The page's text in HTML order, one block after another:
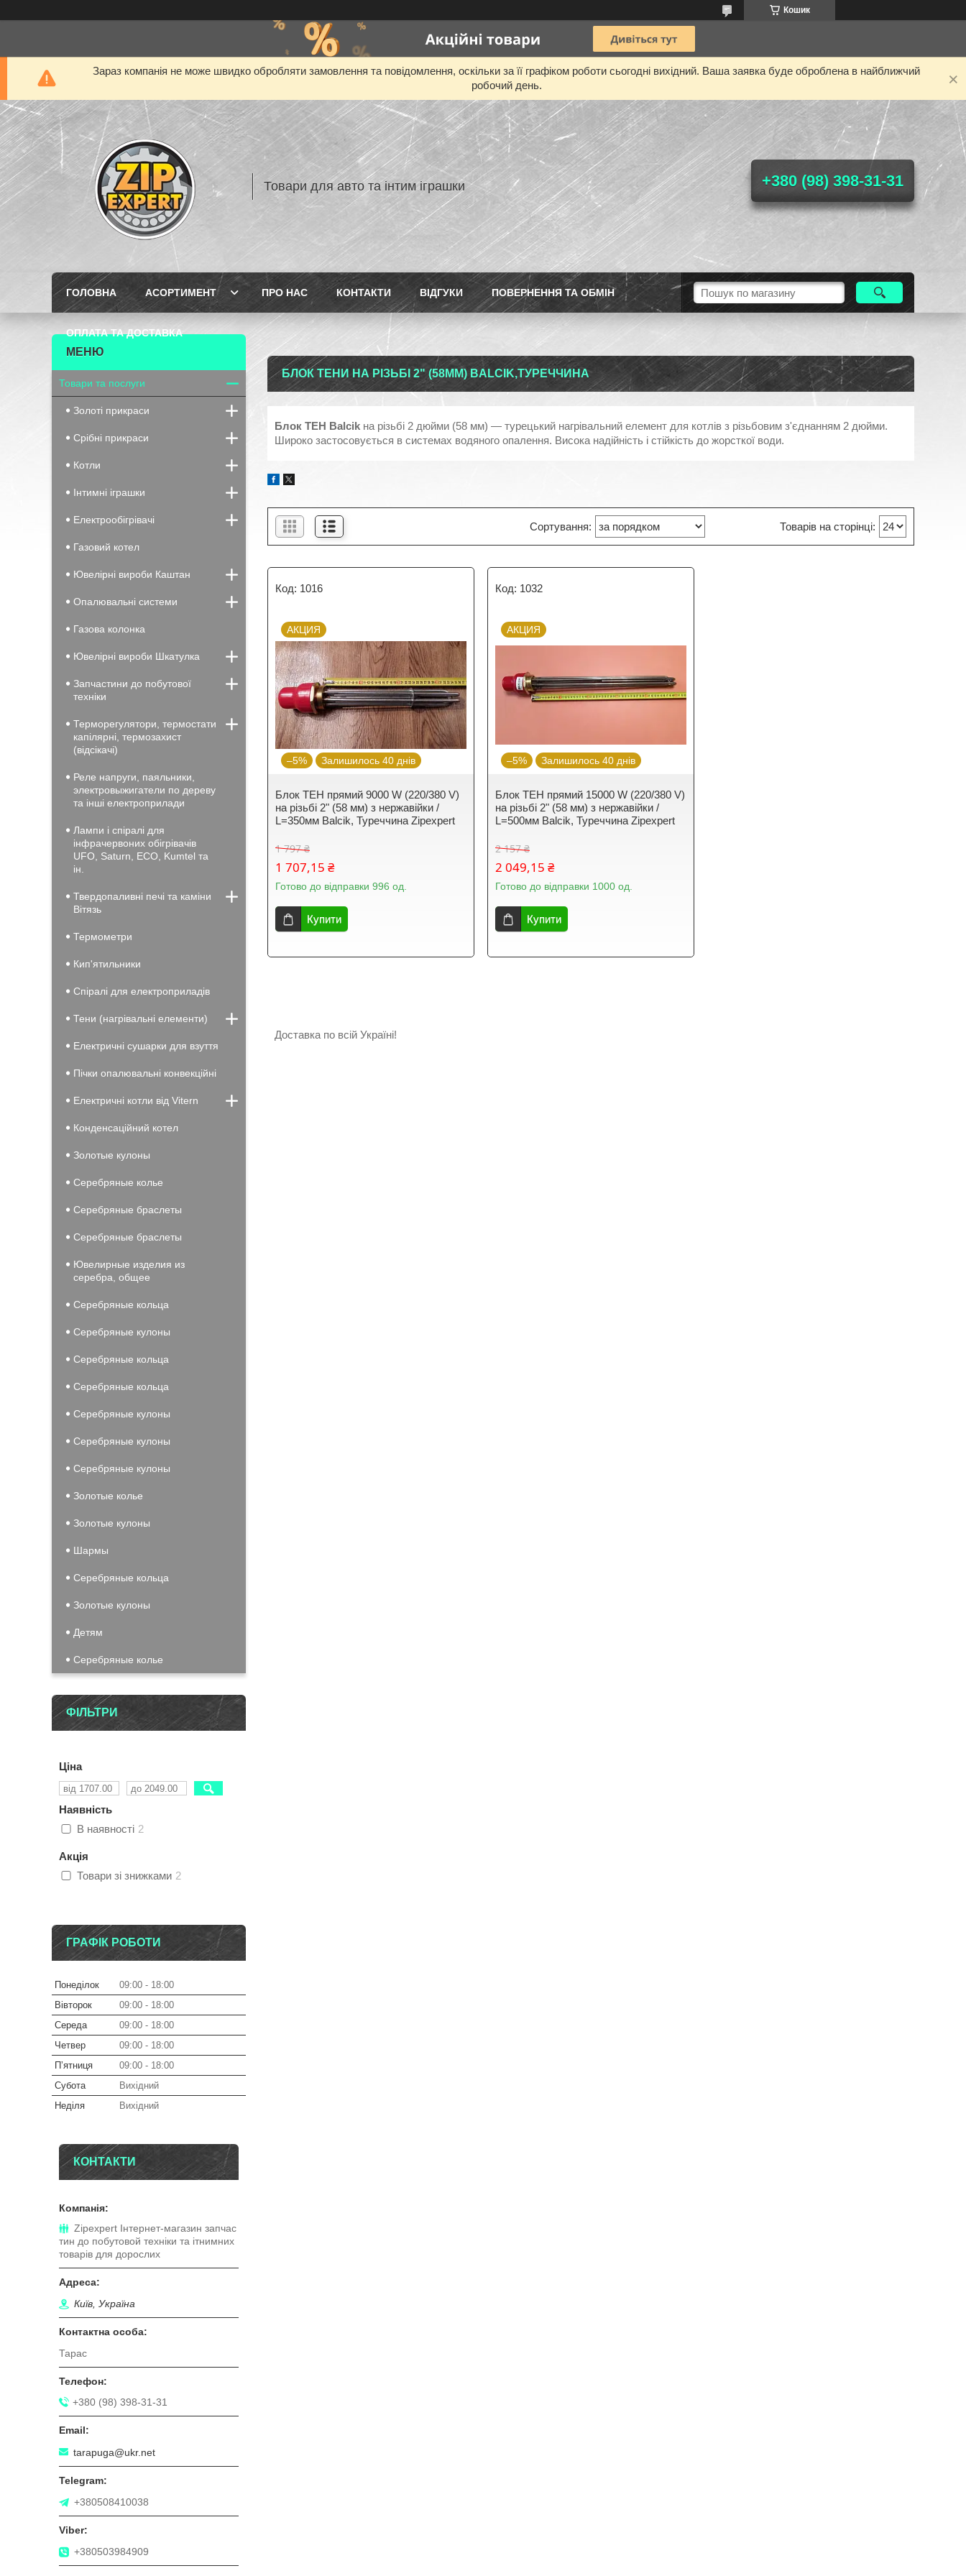
Кошик
Зараз компанія не може швидко обробляти замовлення та повідомлення, оскільки за її графіком роботи сьогодні вихідний. Ваша заявка буде оброблена в найближчий
робочий день.
Товари для авто та інтим іграшки +380 (98) 398-31-31
ГОЛОВНА АСОРТИМЕНТ ПРО НАС КОНТАКТИ ВIДГУКИ ПОВЕРНЕННЯ ТА ОБМIН
ОПЛАТА ТА ДОСТАВКА
БЛОК ТЕНИ НА РІЗЬБІ 2" (58ММ) BALCIK,ТУРЕЧЧИНА
Блок ТЕН Balcik на різьбі 2 дюйми (58 мм) — турецький нагрівальний елемент для котлів з різьбовим з'єднанням 2 дюйми.
Широко застосовується в системах водяного опалення. Висока надійність і стійкість до жорсткої води.
1016
АКЦИЯ
–5% Залишилось 40 днів
Блок ТЕН прямий 9000 W (220/380 V)
на різьбі 2" (58 мм) з нержавійки /
L=350мм Balcik, Туреччина Zipexpert
1 797 ₴
1 707,15 ₴
Готово до відправки 996 од.
Купити
1032
АКЦИЯ
–5% Залишилось 40 днів
Блок ТЕН прямий 15000 W (220/380 V)
на різьбі 2" (58 мм) з нержавійки /
L=500мм Balcik, Туреччина Zipexpert
2 157 ₴
2 049,15 ₴
Готово до відправки 1000 од.
Купити
Доставка по всій Україні!
Товари та послуги
Золоті прикраси
Срібні прикраси
Котли
Інтимні іграшки
Електрообігрівачі
Газовий котел
Ювелірні вироби Каштан
Опалювальні системи
Газова колонка
Ювелірні вироби Шкатулка
Запчастини до побутової
техніки
Терморегулятори, термостати
капілярні, термозахист
(відсікачі)
Реле напруги, паяльники,
электровыжигатели по дереву
та інші електроприлади
Лампи і спіралі для
інфрачервоних обігрівачів
UFO, Saturn, ECO, Kumtel та
ін.
Твердопаливні печі та каміни
Вiтязь
Термометри
Кип'ятильники
Спіралі для електроприладів
Тени (нагрівальні елементи)
Електричні сушарки для взуття
Пічки опалювальні конвекційні
Електричні котли від Vitern
Конденсацiйний котел
Золотые кулоны
Серебряные колье
Серебряные браслеты
Серебряные браслеты
Ювелирные изделия из
серебра, общее
Серебряные кольца
Серебряные кулоны
Серебряные кольца
Серебряные кольца
Серебряные кулоны
Серебряные кулоны
Серебряные кулоны
Золотые колье
Золотые кулоны
Шармы
Серебряные кольца
Золотые кулоны
Детям
Серебряные колье
ФІЛЬТРИ
Ціна
Наявність
В наявності 2
Акція
Товари зі знижками 2
ГРАФІК РОБОТИ
Понеділок 09:00
18:00
Вівторок
09:00
18:00
Середа
09:00
18:00
Четвер
09:00
18:00
Пʼятниця
09:00
18:00
Субота
Вихідний
Неділя
Вихідний
КОНТАКТИ
Zipexpert Iнтернет-магазин запчас
тин до побутовой технiки та iтнимних
товарiв для дорослих
Київ, Україна
Тарас
+380 (98) 398-31-31
tarapuga@ukr.net
+380508410038
+380503984909